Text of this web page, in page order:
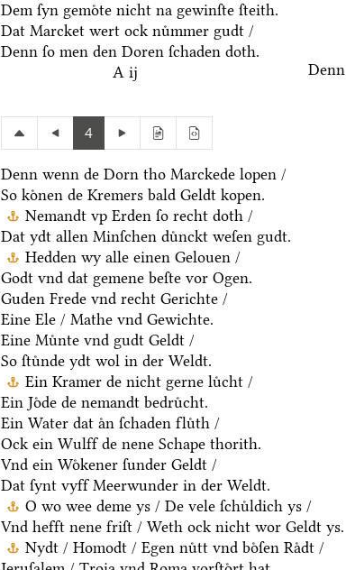
Dem ſyn gemoͤte nicht na gewinſte ſteith.
Dat Marcket wert ock nuͤmmer gudt /
Denn ſo men den Doren ſchaden doth.
A ij
Denn
4
Denn wenn de Dorn tho Marckede lopen /
So koͤnen de Kremers bald Geldt kopen.
Nemandt vp Erden ſo recht doth /
Dat ydt allen Minſchen duͤnckt weſen gudt.
Hedden wy alle einen Gelouen /
Godt vnd dat gemene beſte vor Ogen.
Guden Frede vnd recht Gerichte /
Eine Ele / Mathe vnd Gewichte.
Eine Muͤnte vnd gudt Geldt /
So ſtuͤnde ydt wol in der Weldt.
Ein Kramer de nicht gerne luͤcht /
Ein Joͤde de nemandt bedruͤcht.
Ein Water dat aͤn ſchaden fluͤth /
Ock ein Wulff de nene Schape thorith.
Vnd ein Woͤkener ſunder Geldt /
Dat ſynt vyff Meerwunder in der Weldt.
O wo wee deme ys / De vele ſchuͤldich ys /
Vnd hefft nene friſt / Weth ock nicht wor Geldt ys.
Nydt / Homodt / Egen nuͤtt vnd boͤſen Raͤdt /